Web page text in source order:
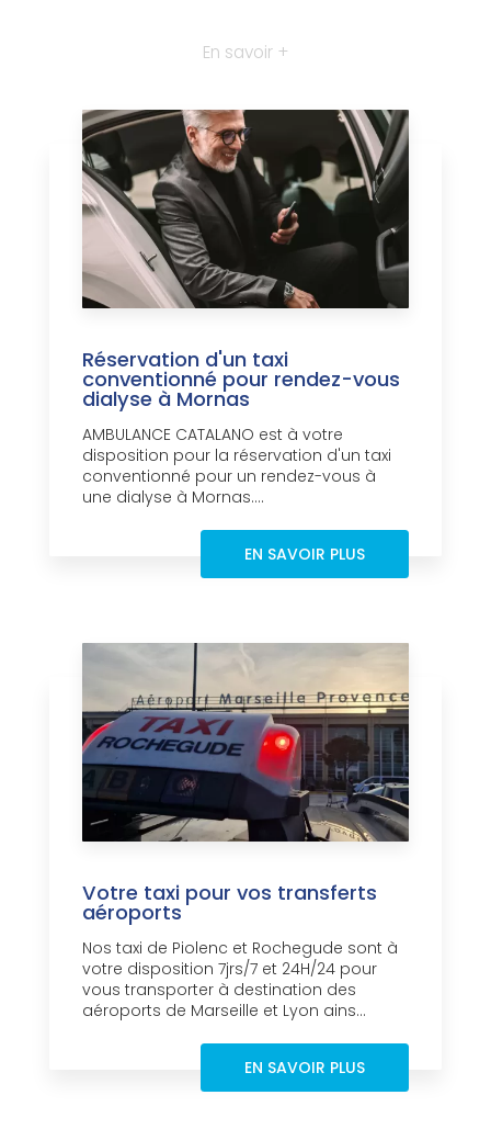
En savoir +
Réservation d'un taxi
conventionné pour rendez-vous
dialyse à Mornas
AMBULANCE CATALANO est à votre
disposition pour la réservation d'un taxi
conventionné pour un rendez-vous à
une dialyse à Mornas....
EN SAVOIR PLUS
Votre taxi pour vos transferts
aéroports
Nos taxi de Piolenc et Rochegude sont à
votre disposition 7jrs/7 et 24H/24 pour
vous transporter à destination des
aéroports de Marseille et Lyon ains...
EN SAVOIR PLUS